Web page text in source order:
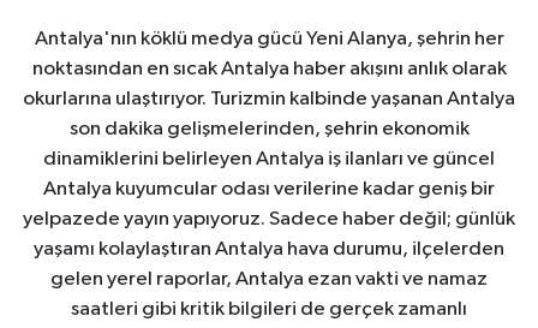
Antalya'nın köklü medya gücü Yeni Alanya, şehrin her
noktasından en sıcak Antalya haber akışını anlık olarak
okurlarına ulaştırıyor. Turizmin kalbinde yaşanan Antalya
son dakika gelişmelerinden, şehrin ekonomik
dinamiklerini belirleyen Antalya iş ilanları ve güncel
Antalya kuyumcular odası verilerine kadar geniş bir
yelpazede yayın yapıyoruz. Sadece haber değil; günlük
yaşamı kolaylaştıran Antalya hava durumu, ilçelerden
gelen yerel raporlar, Antalya ezan vakti ve namaz
saatleri gibi kritik bilgileri de gerçek zamanlı